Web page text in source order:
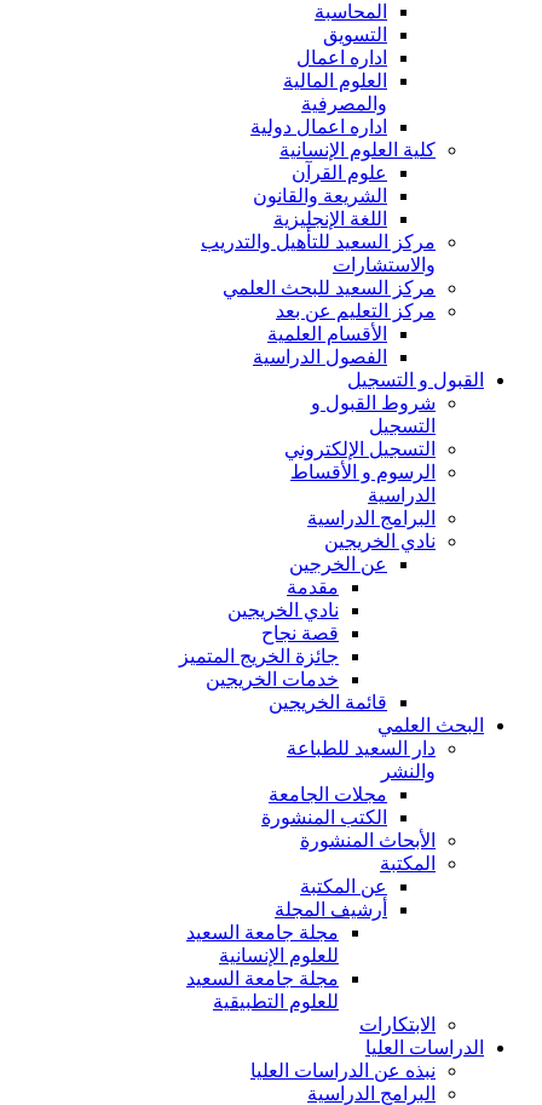
المحاسبة
التسويق
اداره اعمال
العلوم المالية
والمصرفية
اداره اعمال دولية
كلية العلوم الإنسانية
علوم القرآن
الشريعة والقانون
اللغة الإنجليزية
مركز السعيد للتأهيل والتدريب
والاستشارات
مركز السعيد للبحث العلمي
مركز التعليم عن بعد
الأقسام العلمية
الفصول الدراسية
القبول و التسجيل
شروط القبول و
التسجيل
التسجيل الإلكتروني
الرسوم و الأقساط
الدراسية
البرامج الدراسية
نادي الخريجين
عن الخرجين
مقدمة
نادي الخريجين
قصة نجاح
جائزة الخريج المتميز
خدمات الخريجين
قائمة الخريجين
البحث العلمي
دار السعيد للطباعة
والنشر
مجلات الجامعة
الكتب المنشورة
الأبحاث المنشورة
المكتبة
عن المكتبة
أرشيف المجلة
مجلة جامعة السعيد
للعلوم الإنسانية
مجلة جامعة السعيد
للعلوم التطبيقية
الابتكارات
الدراسات العليا
نبذه عن الدراسات العليا
البرامج الدراسية